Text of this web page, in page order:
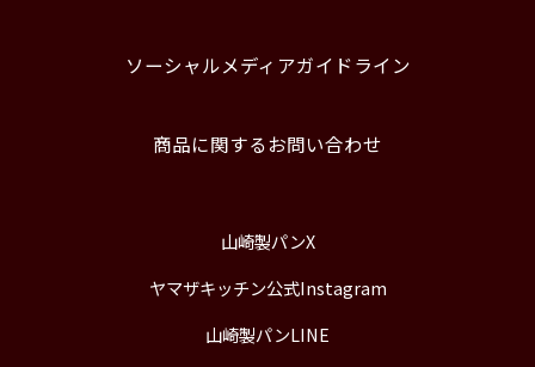
ソーシャルメディアガイドライン
商品に関するお問い合わせ
山崎製パンX
ヤマザキッチン公式Instagram
山崎製パンLINE